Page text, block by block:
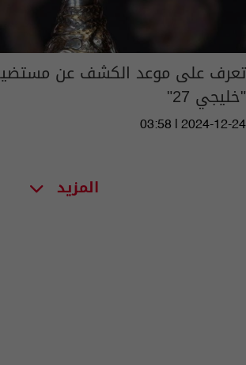
تعرف على موعد الكشف عن
"خليجي 27"
03:58 | 2024-12-24
المزيد